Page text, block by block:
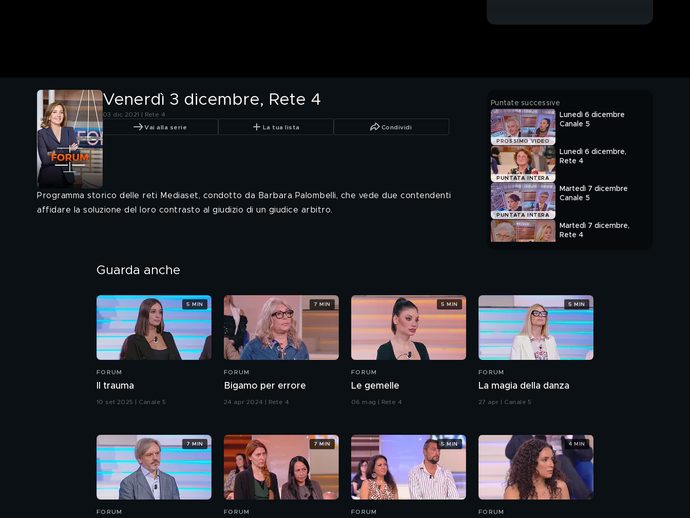
Venerdì 3 dicembre, Rete 4
03 dic 2021 | Rete 4
Vai alla serie La tua lista Condividi
Programma storico delle reti Mediaset, condotto da Barbara Palombelli, che vede due contendenti
affidare la soluzione del loro contrasto al giudizio di un giudice arbitro.
Puntate successive
PROSSIMO VIDEO
Lunedì 6 dicembre
Canale 5
PUNTATA INTERA
Lunedì 6 dicembre,
Rete 4
PUNTATA INTERA
Martedì 7 dicembre
Canale 5
Martedì 7 dicembre,
Rete 4
Guarda anche
FORUM
Il trauma
10 set 2025 | Canale 5
5 MIN
FORUM
Bigamo per errore
24 apr 2024 | Rete 4
7 MIN
FORUM
Le gemelle
06 mag | Rete 4
5 MIN
FORUM
La magia della danza
27 apr | Canale 5
5 MIN
FORUM
7 MIN
FORUM
7 MIN
FORUM
5 MIN
FORUM
4 MIN